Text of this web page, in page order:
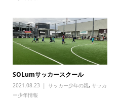
SOLumサッカースクール
2021.08.23 サッカー少年の親, サッカ
ー少年情報